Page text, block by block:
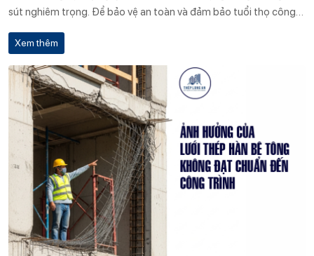
sút nghiêm trọng. Để bảo vệ an toàn và đảm bảo tuổi thọ công
sản phẩm từ những đơn vị uy tín như Thép Long An – nơi đặt chất
lượng làm kim chỉ nam.
Xem thêm